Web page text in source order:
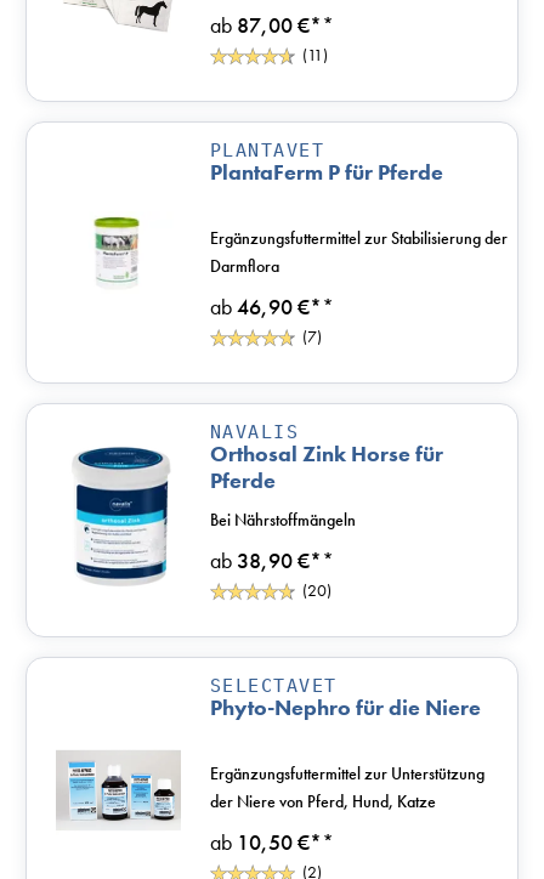
ab 87,00 €**
(11)
PLANTAVET
PlantaFerm P für Pferde
ab46,90 €**
Ergänzungsfuttermittel zur Stabilisierung der
Darmflora
(7)
NAVALIS
Orthosal Zink Horse für
Pferde
ab 38,90 €**
Bei Nährstoffmängeln
(20)
SELECTAVET
Phyto-Nephro für die Niere
ab 10,50 €**
Ergänzungsfuttermittel zur Unterstützung
der Niere von Pferd, Hund, Katze
(2)